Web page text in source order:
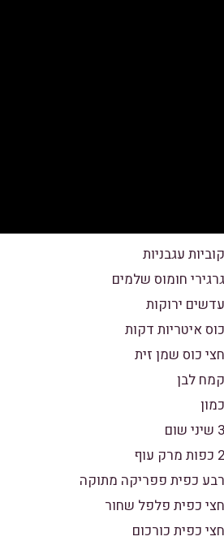
קוביות עגבניות
גרגירי חומוס שלמים
עדשים ירוקות
כוס איטריות דקות
חצי כוס שמן זית
קמח לבן
כמון
3 שיני שום
2 כפות מרק עוף
רבע כפית פפריקה מתוקה
חצי כפית פלפל שחור
חצי כפית כורכום